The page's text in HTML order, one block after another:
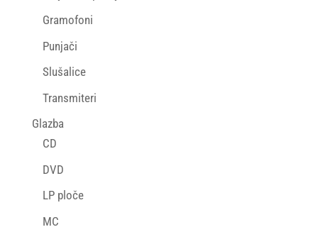
Gramofoni
Punjači
Slušalice
Transmiteri
Glazba
CD
DVD
LP ploče
MC